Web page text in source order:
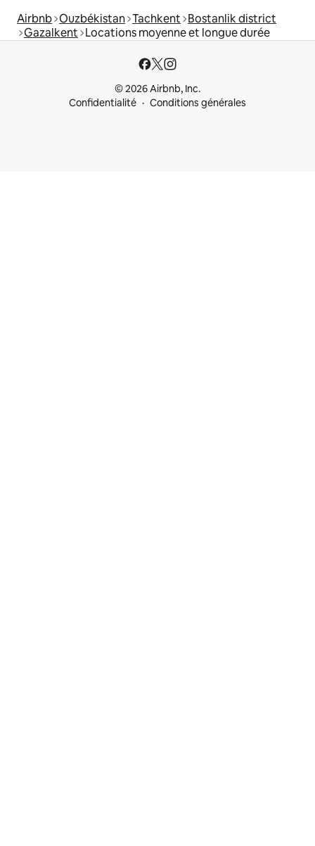
Airbnb Ouzbékistan Tachkent Bostanlik district
Gazalkent Locations moyenne et longue durée
© 2026 Airbnb, Inc.
Confidentialité
Conditions générales